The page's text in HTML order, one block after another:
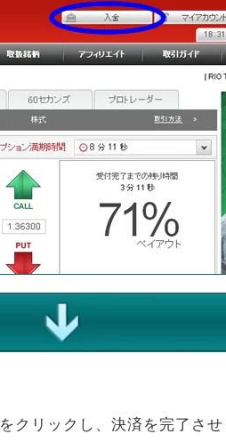
をクリックし、決済を完了させ